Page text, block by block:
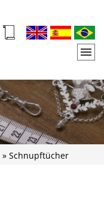
» Schnupftücher